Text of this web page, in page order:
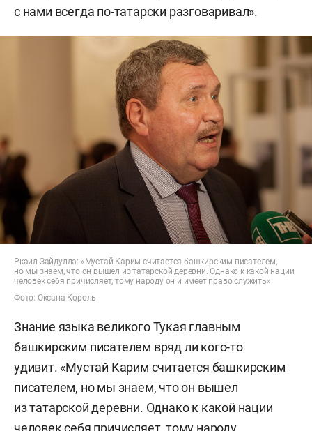
с нами всегда по-татарски разговаривал».
Ркаил Зайдулла: «Мустай Карим считается башкирским писателем,
но мы знаем, что он вышел из татарской деревни. Однако к какой нации
человек себя причисляет, тому народу он и имеет право служить»
Фото: Оксана Король
Знание языка великого Тукая главным
башкирским писателем вряд ли кого-то
удивит. «Мустай Карим считается башкирским
писателем, но мы знаем, что он вышел
из татарской деревни. Однако к какой нации
человек себя причисляет, тому народу